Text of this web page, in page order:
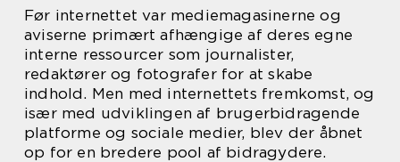
Før internettet var mediemagasinerne og
aviserne primært afhængige af deres egne
interne ressourcer som journalister,
redaktører og fotografer for at skabe
indhold. Men med internettets fremkomst, og
især med udviklingen af brugerbidragende
platforme og sociale medier, blev der åbnet
op for en bredere pool af bidragydere.